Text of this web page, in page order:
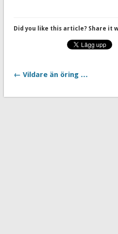
Did you like this article? Share it
← Vildare än öring …